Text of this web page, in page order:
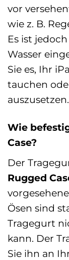
vor
wie z. B.
Es ist
Wasser
Sie es, Ihr
tauchen
auszusetzen.
Wie
Case?
Der
Rugged
Ösen sind
Tragegurt
kann. Der
Sie ihn an